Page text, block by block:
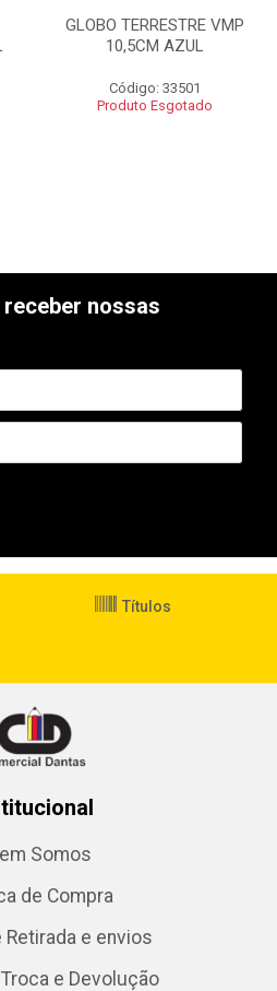
GLOBO TERRESTRE VMP
10,5CM AZUL
Código: 33501
Produto Esgotado
nossas
Títulos
Somos
de Compra
Retirada e envios
e Devolução